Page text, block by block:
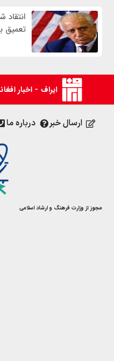
تعمیق
ایراف - اخبار
ارسال خبر درباره ما
مجوز از وزارت فرهنگ و ارشاد اسلامی